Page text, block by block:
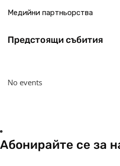
Медийни партньорства
Предстоящи събития
No events
Абонирайте се за